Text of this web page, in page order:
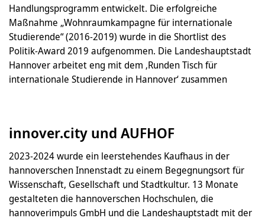
Handlungsprogramm entwickelt. Die erfolgreiche
Maßnahme „Wohnraumkampagne für internationale
Studierende“ (2016-2019) wurde in die Shortlist des
Politik-Award 2019 aufgenommen. Die Landeshauptstadt
Hannover arbeitet eng mit dem ‚Runden Tisch für
internationale Studierende in Hannover‘ zusammen
innover.city und AUFHOF
2023-2024 wurde ein leerstehendes Kaufhaus in der
hannoverschen Innenstadt zu einem Begegnungsort für
Wissenschaft, Gesellschaft und Stadtkultur. 13 Monate
gestalteten die hannoverschen Hochschulen, die
hannoverimpuls GmbH und die Landeshauptstadt mit der